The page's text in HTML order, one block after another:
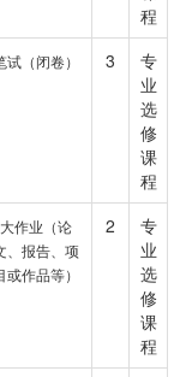
程
试（闭卷） 3
专
业
选
修
课
程
大作业（论
、报告、项
或作品等）
2
专
业
选
修
课
程